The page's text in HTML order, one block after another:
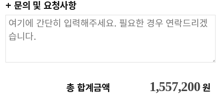
+ 문의 및 요청사항
총 합계금액 1,557,200 원